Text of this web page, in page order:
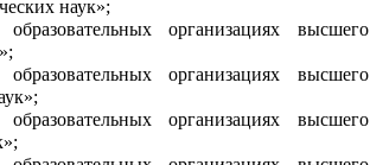
наук»;
организациях высшего
организациях высшего
организациях высшего